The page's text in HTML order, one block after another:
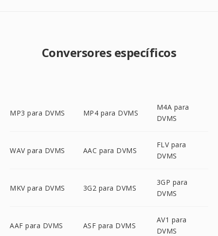
Conversores específicos
MP3 para DVMS MP4 para DVMS
M4A para
DVMS
WAV para DVMS AAC para DVMS
FLV para
DVMS
MKV para DVMS 3G2 para DVMS
3GP para
DVMS
AAF para DVMS ASF para DVMS
AV1 para
DVMS